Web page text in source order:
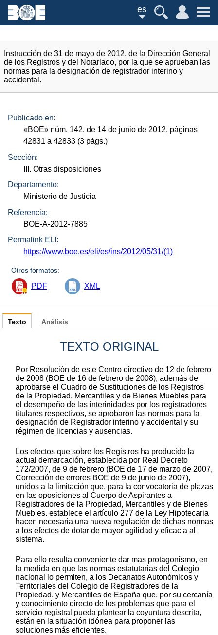
es
Instrucción de 31 de mayo de 2012, de la Dirección General
de los Registros y del Notariado, por la que se aprueban las
normas para la designación de registrador interino y
accidental.
Publicado en:
«BOE» núm. 142, de 14 de junio de 2012, páginas
42831 a 42833 (3 págs.)
Sección:
III. Otras disposiciones
Departamento:
Ministerio de Justicia
Referencia:
BOE-A-2012-7885
Permalink ELI:
https://www.boe.es/eli/es/ins/2012/05/31/(1)
Otros formatos:
PDF XML
Texto
TEXTO ORIGINAL
Por Resolución de este Centro directivo de 12 de febrero
de 2008 (BOE de 16 de febrero de 2008), además de
aprobarse el Cuadro de Sustituciones de los Registros
de la Propiedad, Mercantiles y de Bienes Muebles para
el desempeño de las interinidades por los registradores
titulares respectivos, se aprobaron las normas para la
designación de Registrador interino y accidental y su
régimen de licencias y ausencias.
Los efectos que sobre los Registros ha producido la
actual demarcación, establecida por Real Decreto
172/2007, de 9 de febrero (BOE de 17 de marzo de 2007,
Corrección de errores BOE de 9 de junio de 2007),
unidos a la limitación que, para la convocatoria de plazas
en las oposiciones al Cuerpo de Aspirantes a
Registradores de la Propiedad, Mercantiles y de Bienes
Muebles, establece el artículo 277 de la Ley Hipotecaria
hacen necesaria una nueva regulación de dichas normas
a los efectos de dotar de mayor agilidad y eficacia al
sistema.
Para ello resulta conveniente dar mas protagonismo, en
la medida en que las normas estatutarias del Colegio
nacional lo permiten, a los Decanatos Autonómicos y
Territoriales del Colegio de Registradores de la
Propiedad, y Mercantiles de España que, por su cercanía
y conocimiento directo de los problemas que para el
servicio registral pueda plantear la coyuntura descrita,
están en la situación idónea para proponer las
soluciones más eficientes.
Análisis